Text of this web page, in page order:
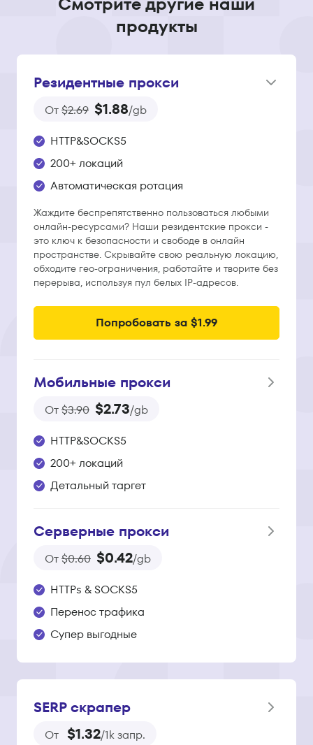
продукты
Резидентные прокси
От$2.69 $1.88/gb
HTTP&SOCKS5
200+ локаций
Автоматическая ротация
Жаждите беспрепятственно пользоваться любыми
онлайн-ресурсами? Наши резидентские прокси -
это ключ к безопасности и свободе в онлайн
пространстве. Скрывайте свою реальную локацию,
обходите гео-ограничения, работайте и творите без
перерыва, используя пул белых IP-адресов.
Попробовать за $1.99
Мобильные прокси
От$3.90 $2.73/gb
HTTP&SOCKS5
200+ локаций
Детальный таргет
Серверные прокси
От$0.60 $0.42/gb
HTTPs & SOCKS5
Перенос трафика
Супер выгодные
SERP скрапер
От $1.32/1k запр.